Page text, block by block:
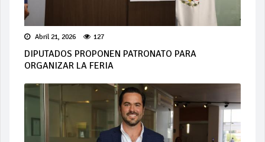
Abril 21, 2026 127
DIPUTADOS PROPONEN PATRONATO PARA
ORGANIZAR LA FERIA